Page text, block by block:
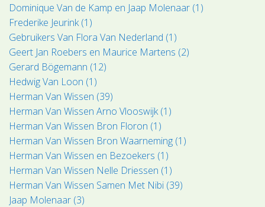
Dominique Van de Kamp en Jaap Molenaar (1)
Frederike Jeurink (1)
Gebruikers Van Flora Van Nederland (1)
Geert Jan Roebers en Maurice Martens (2)
Gerard Bögemann (12)
Hedwig Van Loon (1)
Herman Van Wissen (39)
Herman Van Wissen Arno Vlooswijk (1)
Herman Van Wissen Bron Floron (1)
Herman Van Wissen Bron Waarneming (1)
Herman Van Wissen en Bezoekers (1)
Herman Van Wissen Nelle Driessen (1)
Herman Van Wissen Samen Met Nibi (39)
Jaap Molenaar (3)